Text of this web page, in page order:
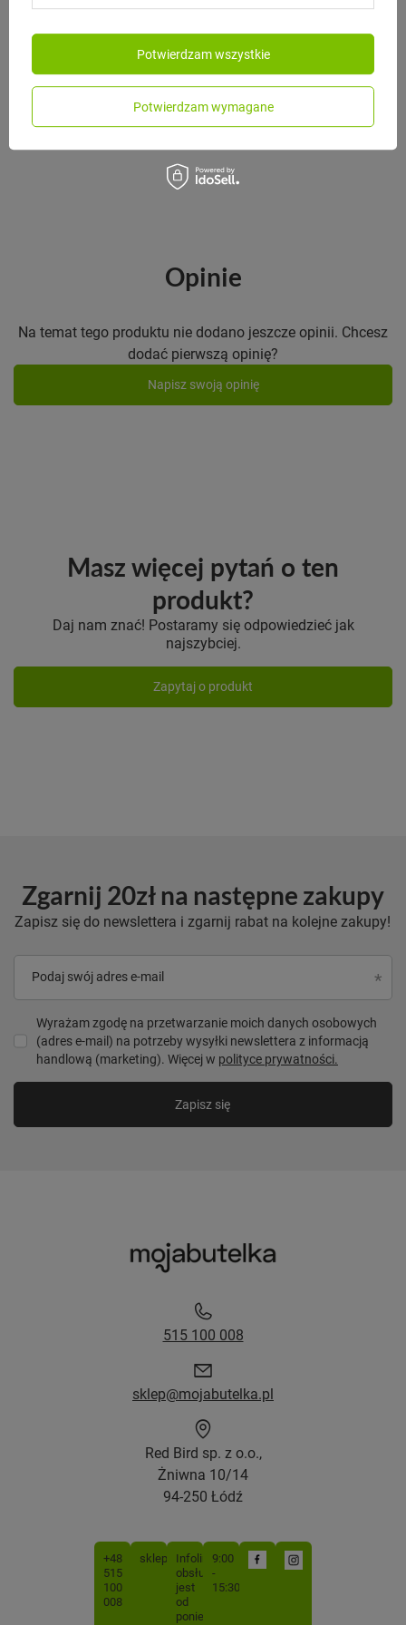
Monbento Lunchbox Bento Square
FR Graphic Magnolia
Opinie
Na temat tego produktu nie dodano jeszcze opinii. Chcesz
dodać pierwszą opinię?
Napisz swoją opinię
Masz więcej pytań o ten
produkt?
Daj nam znać! Postaramy się odpowiedzieć jak
najszybciej.
Zapytaj o produkt
Zgarnij 20zł na następne zakupy
Zapisz się do newslettera i zgarnij rabat na kolejne zakupy!
Podaj swój adres e-mail
Wyrażam zgodę na przetwarzanie moich danych osobowych
(adres e-mail) na potrzeby wysyłki newslettera z informacją
handlową (marketing). Więcej w polityce prywatności.
Zapisz się
515 100 008
sklep@mojabutelka.pl
Red Bird sp. z o.o.,
Żniwna 10/14
94-250 Łódź
+48
515
100
008
sklep@mojabutelka.pl
Infolinia
obsługiwana
jest
od
poniedziałku
9:00
-
15:30
Potwierdzam wymagane
Potwierdzam wszystkie